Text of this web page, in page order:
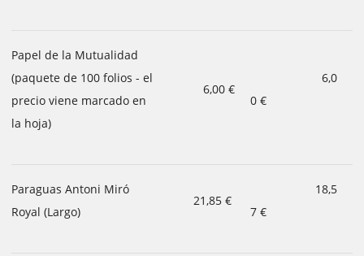
Papel de la Mutualidad
(paquete de 100 folios - el
precio viene marcado en
la hoja)
6,00 €
6,0
0 €
Paraguas Antoni Miró
Royal (Largo)
21,85 €
18,5
7 €